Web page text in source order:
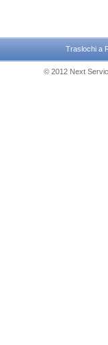
Traslochi a
© 2012 Next